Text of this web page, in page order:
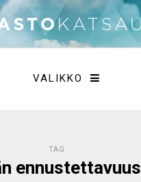
VALIKKO
TAG
ennustettavuus